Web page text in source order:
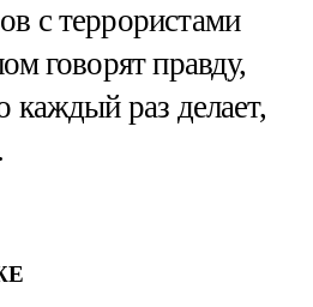
с террористами
говорят правду,
каждый раз делает,